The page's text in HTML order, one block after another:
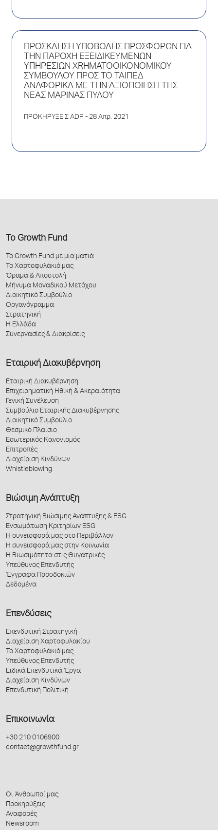
ΠΡΟΣΚΛΗΣΗ ΥΠΟΒΟΛΗΣ ΠΡΟΣΦΟΡΩΝ ΓΙΑ
ΤΗΝ ΠΑΡΟΧΗ ΕΞΕΙΔΙΚΕΥΜΕΝΩΝ
ΥΠΗΡΕΣΙΩΝ XRHMATOOIKONOMIKOY
ΣΥΜΒΟΥΛΟΥ ΠΡΟΣ ΤΟ ΤΑΙΠΕΔ
ΑΝΑΦΟΡΙΚΑ ΜΕ ΤΗΝ ΑΞΙΟΠΟΙΗΣΗ ΤΗΣ
ΝΕΑΣ ΜΑΡΙΝΑΣ ΠΥΛΟΥ
ΠΡΟΚΗΡΥΞΕΙΣ ADP - 28 Απρ. 2021
Το Growth Fund
Το Growth Fund με μια ματιά
Το Χαρτοφυλάκιό μας
Όραμα & Αποστολή
Μήνυμα Μοναδικού Μετόχου
Διοικητικό Συμβούλιο
Οργανόγραμμα
Στρατηγική
Η Ελλάδα
Συνεργασίες & Διακρίσεις
Εταιρική Διακυβέρνηση
Εταιρική Διακυβέρνηση
Επιχειρηματική Ηθική & Ακεραιότητα
Γενική Συνέλευση
Συμβούλιο Εταιρικής Διακυβέρνησης
Διοικητικό Συμβούλιο
Θεσμικό Πλαίσιο
Εσωτερικός Κανονισμός
Επιτροπές
Διαχείριση Κινδύνων
Whistleblowing
Βιώσιμη Ανάπτυξη
Στρατηγική Βιώσιμης Ανάπτυξης & ESG
Ενσωμάτωση Κριτηρίων ESG
Η συνεισφορά μας στο Περιβάλλον
Η συνεισφορά μας στην Κοινωνία
Η Βιωσιμότητα στις Θυγατρικές
Υπεύθυνος Επενδυτής
Έγγραφα Προσδοκιών
Δεδομένα
Επενδύσεις
Επενδυτική Στρατηγική
Διαχείριση Χαρτοφυλακίου
Το Χαρτοφυλάκιό μας
Υπεύθυνος Επενδυτής
Ειδικά Επενδυτικά Έργα
Διαχείριση Κινδύνων
Επενδυτική Πολιτική
Επικοινωνία
+30 210 0106900
contact@growthfund.gr
Οι Άνθρωποί μας
Προκηρύξεις
Αναφορές
Newsroom